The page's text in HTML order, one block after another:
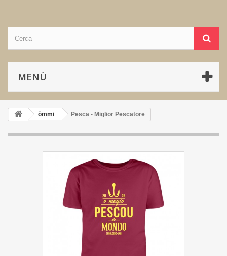
MENÙ
òmmi Pesca - Miglior Pescatore